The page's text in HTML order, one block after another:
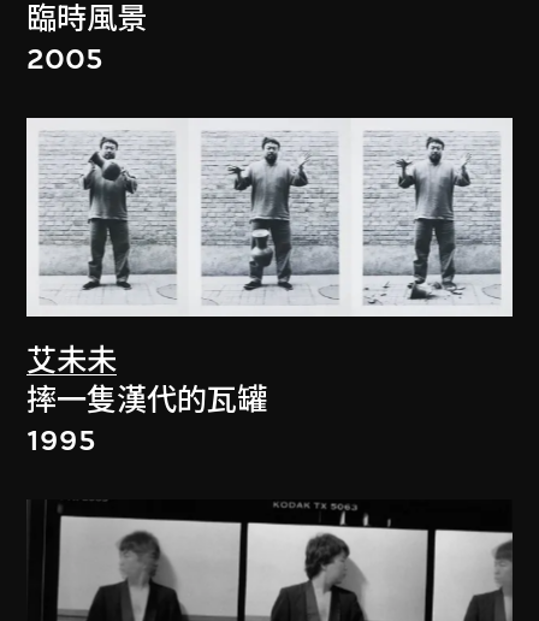
臨時風景
2005
艾未未
摔一隻漢代的瓦罐
1995